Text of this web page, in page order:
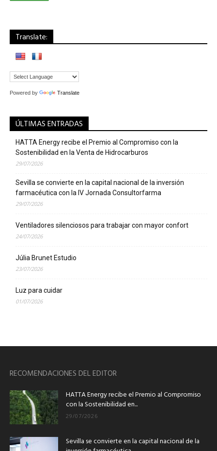
Translate:
Powered by Translate
ÚLTIMAS ENTRADAS
HATTA Energy recibe el Premio al Compromiso con la
Sostenibilidad en la Venta de Hidrocarburos
29/07/2026
Sevilla se convierte en la capital nacional de la inversión
farmacéutica con la IV Jornada Consultorfarma
29/07/2026
Ventiladores silenciosos para trabajar con mayor confort
24/07/2026
Júlia Brunet Estudio
23/07/2026
Luz para cuidar
01/07/2026
RECOMENDACIONES DEL EDITOR
HATTA Energy recibe el Premio al Compromiso
con la Sostenibilidad en...
29/07/2026
Sevilla se convierte en la capital nacional de la